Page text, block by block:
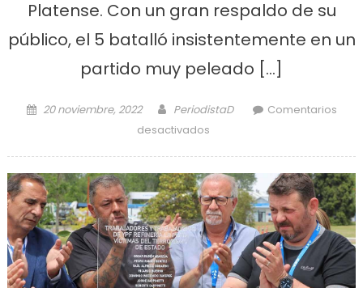
Platense. Con un gran respaldo de su
público, el 5 batalló insistentemente en un
partido muy peleado […]
Posted on
20 noviembre, 2022 Author
PeriodistaD
Comentarios
desactivados